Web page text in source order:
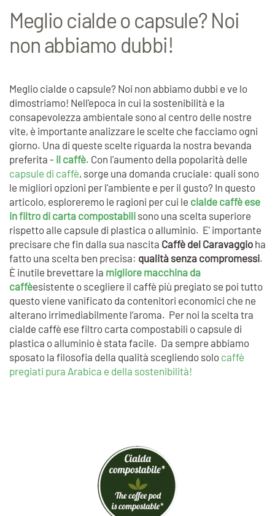
Meglio cialde o capsule? Noi
non abbiamo dubbi!
Meglio cialde o capsule? Noi non abbiamo dubbi e ve lo
dimostriamo! Nell'epoca in cui la sostenibilità e la
consapevolezza ambientale sono al centro delle nostre
vite, è importante analizzare le scelte che facciamo ogni
giorno. Una di queste scelte riguarda la nostra bevanda
preferita - il caffè. Con l'aumento della popolarità delle
capsule di caffè, sorge una domanda cruciale: quali sono
le migliori opzioni per l'ambiente e per il gusto? In questo
articolo, esploreremo le ragioni per cui le cialde caffè ese
in filtro di carta compostabili sono una scelta superiore
rispetto alle capsule di plastica o alluminio. E' importante
precisare che fin dalla sua nascita Caffè del Caravaggio ha
fatto una scelta ben precisa: qualità senza compromessi.
È inutile brevettare la migliore macchina da
caffèesistente o scegliere il caffè più pregiato se poi tutto
questo viene vanificato da contenitori economici che ne
alterano irrimediabilmente l’aroma. Per noi la scelta tra
cialde caffè ese filtro carta compostabili o capsule di
plastica o alluminio è stata facile. Da sempre abbiamo
sposato la filosofia della qualità scegliendo solo caffè
pregiati pura Arabica e della sostenibilità!